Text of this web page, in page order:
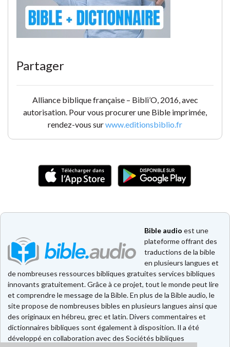
Partager
Alliance biblique française – Bibli’O, 2016, avec
autorisation. Pour vous procurer une Bible imprimée,
rendez-vous surwww.editionsbiblio.fr
Bible audio est une
plateforme offrant des
traductions de la bible
en plusieurs langues et
de nombreuses ressources bibliques gratuites services bibliques
innovants gratuitement. Grâce à ce projet, tout le monde peut lire
et comprendre le message de la Bible. En plus de la Bible audio, le
site propose de nombreuses bibles en plusieurs langues ainsi que
des originaux en hébreu, grec et latin. Divers commentaires et
dictionnaires bibliques sont également à disposition. Il a été
développé en collaboration avec des Sociétés bibliques